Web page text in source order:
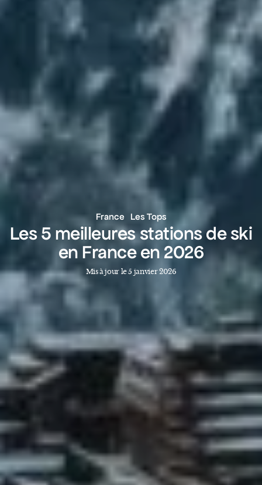
France Les Tops
Les 5 meilleures stations de ski
en France en 2026
Mis à jour le 5 janvier 2026